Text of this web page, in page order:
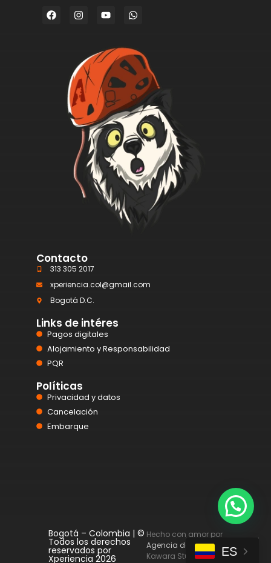
Contacto
313 305 2017
xperiencia.col@gmail.com
Bogotá D.C.
Links de intéres
Pagos digitales
Alojamiento y Responsabilidad
PQR
Políticas
Privacidad y datos
Cancelación
Embarque
Bogotá – Colombia | ©
Todos los derechos
reservados por
Xperiencia 2026
Hecho con amor por
Agencia de Diseño web
Kawara Studio.
ES